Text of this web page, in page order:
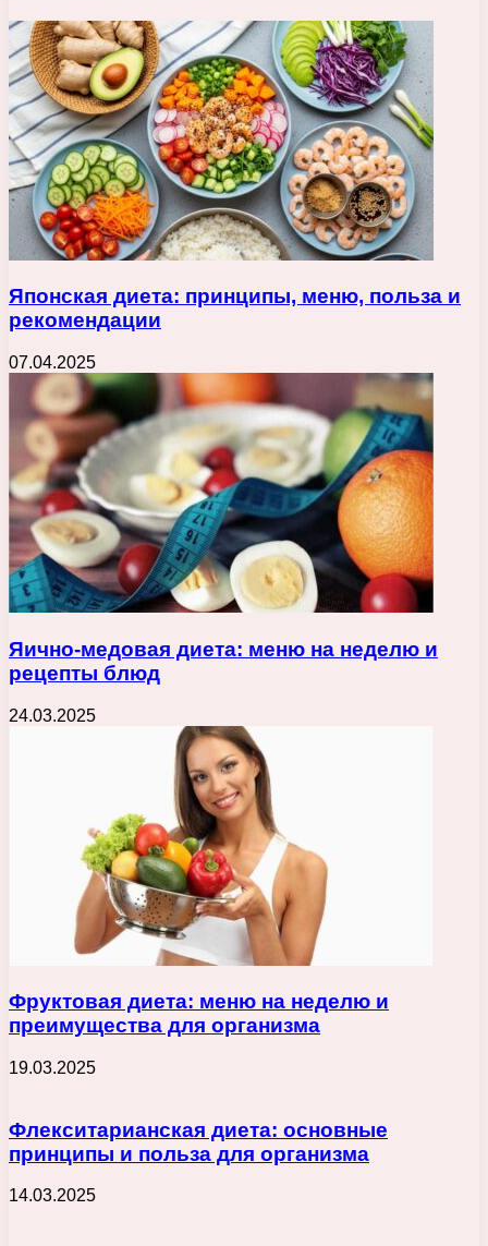
Японская диета: принципы, меню, польза и
рекомендации
07.04.2025
Яично-медовая диета: меню на неделю и
рецепты блюд
24.03.2025
Фруктовая диета: меню на неделю и
преимущества для организма
19.03.2025
Флекситарианская диета: основные
принципы и польза для организма
14.03.2025